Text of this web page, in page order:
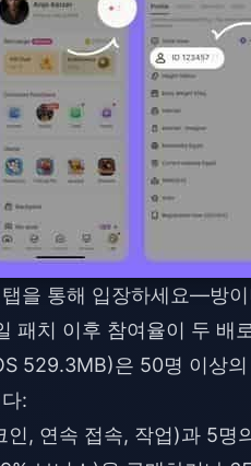
을 통해 입장하세요—방
패치 이후 참여율이 두 배
529.3MB)은 50명 이상
:
, 연속 접속, 작업)과 5명